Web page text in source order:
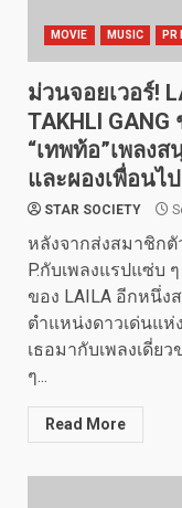
MOVIE MUSIC PR
ม่วนจอยเวอร์!
TAKHLI
“เทพท้อ”เพลง
และผองเพื่อนไ
STAR SOCIETY
หลังจากส่งสมาชิกตั
P.กับเพลงแรปแซ่บ
ของ LAILA อีกหนึ่ง
ตำแหน่งดาวเด่นแ
เธอมากับเพลงเดี่ย
ๆ...
Read More